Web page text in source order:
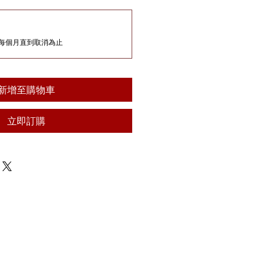
個月直到取消為止
增至購物車
立即訂購